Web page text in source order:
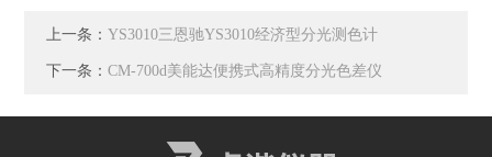
上一条：YS3010三恩驰YS3010经济型分光测色计
下一条：CM-700d美能达便携式高精度分光色差仪